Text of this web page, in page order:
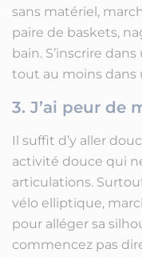
sans matériel,
paire de baskets,
bain. S’inscrire
tout au moins dans
3. J’ai peur de
Il suffit d’y aller
activité douce qui
articulations.
vélo elliptique,
pour alléger sa
commencez pas